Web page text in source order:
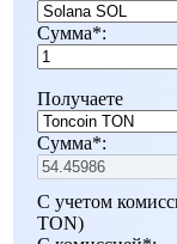
Сумма*:
Получаете
Сумма*:
С учетом
TON)